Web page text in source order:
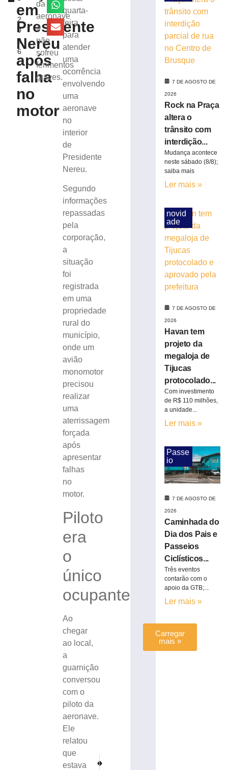
,
2
0
2
6
em
Presidente
Nereu
após
falha
no
motor
da
aeronave
e
não
sofreu
ferimentos
graves.
quarta-
feira
para
atender
uma
ocorrência
envolvendo
uma
aeronave
no
interior
de
Presidente
Nereu.
Segundo
informações
repassadas
pela
corporação,
a
situação
foi
registrada
em uma
propriedade
rural do
município,
onde um
avião
monomotor
precisou
realizar
uma
aterrissagem
forçada
após
apresentar
falhas
no
motor.
Piloto
era
o
único
ocupante
Ao
chegar
ao local,
a
guarnição
conversou
com o
piloto da
aeronave.
Ele
relatou
que
estava
PRÓXIMO
pessoas
exploração
sexual
Motociclista
traseira
ônibus
durante
desembarque
Idoso
morre
frontal
carro
caminhão
Carregar
mais »
7 DE AGOSTO DE
2026
Rock na Praça
altera o
trânsito com
interdição...
Mudança acontece
neste sábado (8/8);
saiba mais
Ler mais »
novid
ade
7 DE AGOSTO DE
2026
Havan tem
projeto da
megaloja de
Tijucas
protocolado...
Com investimento
de R$ 110 milhões,
a unidade...
Ler mais »
Passe
io
7 DE AGOSTO DE
2026
Caminhada do
Dia dos Pais e
Passeios
Ciclísticos...
Três eventos
contarão com o
apoio da GTB;...
Ler mais »